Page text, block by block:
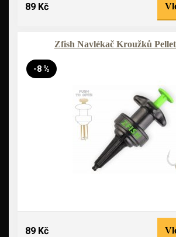
89 Kč
Zfish Navlékač Kroužků
-8 %
89 Kč